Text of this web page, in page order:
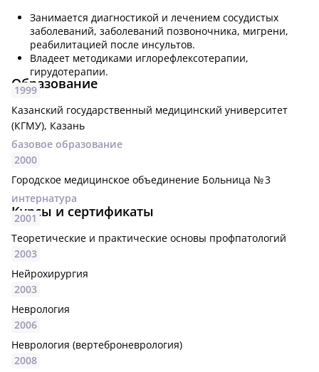
Занимается диагностикой и лечением сосудистых
заболеваний, заболеваний позвоночника, мигрени,
реабилитацией после инсультов.
Владеет методиками иглорефлексотерапии,
гирудотерапии.
Образование
1999
Казанский государственный медицинский университет
(КГМУ), Казань
базовое образование
2000
Городское медицинское объединение Больница № 3
интернатура
Курсы и сертификаты
2001
Теоретические и практические основы профпатологий
2003
Нейрохирургия
2003
Неврология
2006
Неврология (вертеброневрология)
2008